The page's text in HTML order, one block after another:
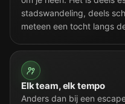
stadswandeling, deels
meteen een tocht langs
Elk team, elk tempo
Anders dan bij een